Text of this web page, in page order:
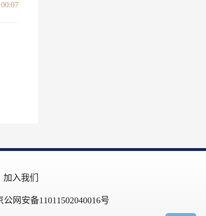
加入我们
公网安备11011502040016号